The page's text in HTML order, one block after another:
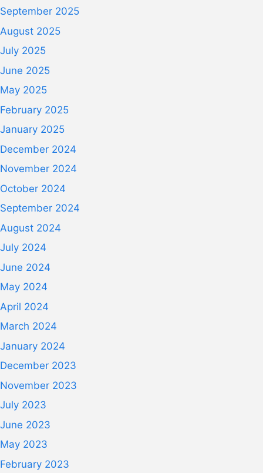
September 2025
August 2025
July 2025
June 2025
May 2025
February 2025
January 2025
December 2024
November 2024
October 2024
September 2024
August 2024
July 2024
June 2024
May 2024
April 2024
March 2024
January 2024
December 2023
November 2023
July 2023
June 2023
May 2023
February 2023